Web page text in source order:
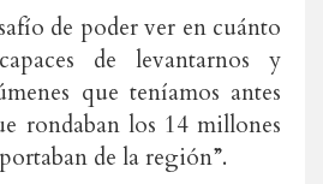
de poder ver en cuánto
de levantarnos y
que teníamos antes
rondaban los 14 millones
de la región”.